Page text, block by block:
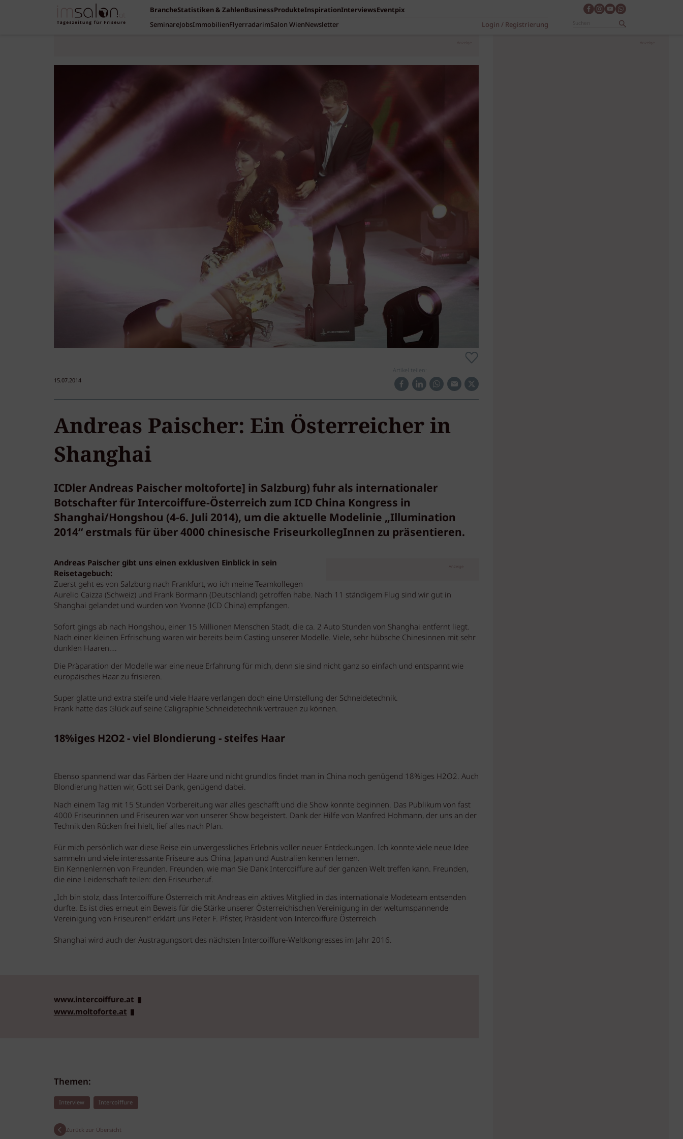
BrancheStatistiken & ZahlenBusinessProdukteInspirationInterviewsEventpix
SeminareJobsImmobilienFlyerradarimSalon WienNewsletter Login / Registrierung
Anzeige
15.07.2014
Artikel teilen:
Andreas Paischer: Ein Österreicher in
Shanghai
ICDler Andreas Paischer moltoforte] in Salzburg) fuhr als internationaler
Botschafter für Intercoiffure-Österreich zum ICD China Kongress in
Shanghai/Hongshou (4-6. Juli 2014), um die aktuelle Modelinie „Illumination
2014“ erstmals für über 4000 chinesische FriseurkollegInnen zu präsentieren.
Anzeige
Andreas Paischer gibt uns einen exklusiven Einblick in sein
Reisetagebuch:
Zuerst geht es von Salzburg nach Frankfurt, wo ich meine Teamkollegen
Aurelio Caizza (Schweiz) und Frank Bormann (Deutschland) getroffen habe. Nach 11 ständigem Flug sind wir gut in
Shanghai gelandet und wurden von Yvonne (ICD China) empfangen.
Sofort gings ab nach Hongshou, einer 15 Millionen Menschen Stadt, die ca. 2 Auto Stunden von Shanghai entfernt liegt.
Nach einer kleinen Erfrischung waren wir bereits beim Casting unserer Modelle. Viele, sehr hübsche Chinesinnen mit sehr
dunklen Haaren….
Die Präparation der Modelle war eine neue Erfahrung für mich, denn sie sind nicht ganz so einfach und entspannt wie
europäisches Haar zu frisieren.
Super glatte und extra steife und viele Haare verlangen doch eine Umstellung der Schneidetechnik.
Frank hatte das Glück auf seine Caligraphie Schneidetechnik vertrauen zu können.
18%iges H2O2 - viel Blondierung - steifes Haar
Ebenso spannend war das Färben der Haare und nicht grundlos findet man in China noch genügend 18%iges H2O2. Auch
Blondierung hatten wir, Gott sei Dank, genügend dabei.
Nach einem Tag mit 15 Stunden Vorbereitung war alles geschafft und die Show konnte beginnen. Das Publikum von fast
4000 Friseurinnen und Friseuren war von unserer Show begeistert. Dank der Hilfe von Manfred Hohmann, der uns an der
Technik den Rücken frei hielt, lief alles nach Plan.
Für mich persönlich war diese Reise ein unvergessliches Erlebnis voller neuer Entdeckungen. Ich konnte viele neue Idee
sammeln und viele interessante Friseure aus China, Japan und Australien kennen lernen.
Ein Kennenlernen von Freunden. Freunden, wie man Sie Dank Intercoiffure auf der ganzen Welt treffen kann. Freunden,
die eine Leidenschaft teilen: den Friseurberuf.
„Ich bin stolz, dass Intercoiffure Österreich mit Andreas ein aktives Mitglied in das internationale Modeteam entsenden
durfte. Es ist dies erneut ein Beweis für die Stärke unserer Österreichischen Vereinigung in der weltumspannende
Vereinigung von Friseuren!“ erklärt uns Peter F. Pfister, Präsident von Intercoiffure Österreich
Shanghai wird auch der Austragungsort des nächsten Intercoiffure-Weltkongresses im Jahr 2016.
www.intercoiffure.at
www.moltoforte.at
Themen:
Interview Intercoiffure
Zurück zur Übersicht
Anzeige